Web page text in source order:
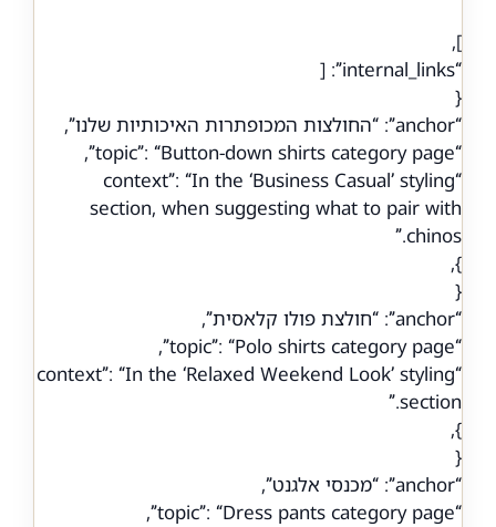
],
“internal_links”: [
{
“anchor”: “החולצות המכופתרות האיכותיות שלנו”,
“topic”: “Button-down shirts category page”,
“context”: “In the ‘Business Casual’ styling
section, when suggesting what to pair with
chinos.”
},
{
“anchor”: “חולצת פולו קלאסית”,
“topic”: “Polo shirts category page”,
“context”: “In the ‘Relaxed Weekend Look’ styling
section.”
},
{
“anchor”: “מכנסי אלגנט”,
“topic”: “Dress pants category page”,